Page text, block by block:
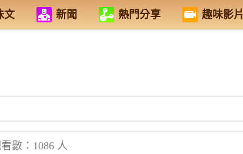
文 新聞 熱門分享 趣味影片
數：1086 人